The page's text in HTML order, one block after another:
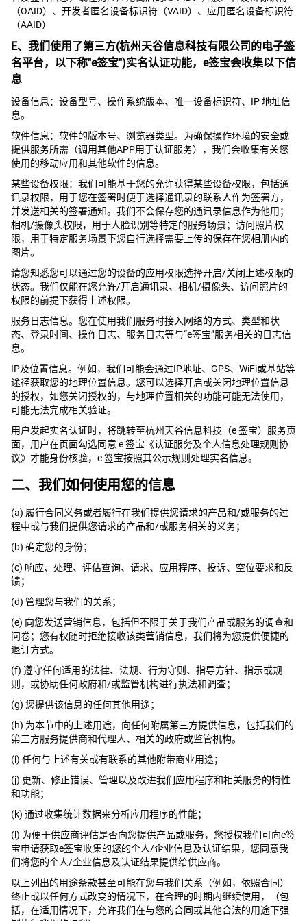
（OAID）、开发者匿名设备标识符（VAID）、应用匿名设备标识符
（AAID）
E、我们使用了第三方(杭州天谷信息科技有限公司的电子签
名平台，以下称"e签宝")实名认证功能，e签宝会收集以下信
息
设备信息：设备型号、操作系统版本、唯一设备标识符、IP 地址信
息。
软件信息：软件的版本号、浏览器类型。为确保操作环境的安全或
提供服务所需（调用其他APP用于认证服务），我们会收集有关您
使用的移动应用和其他软件的信息。
某些设备权限：我们可能基于您的允许获得某些设备权限，包括通
讯录权限，用于您在签署时便于选择通讯录的联系人作为签署方，
并发送相关的签署通知。我们不会保存您的通讯录信息作为他用；
相机/摄像头权限，用于人脸识别等特定的服务场景；访问照片权
限，用于特定服务场景下您自行选择需要上传的保存在您相册内的
图片。
请您知悉您可以通过您的设备的应用权限选择开启/关闭上述权限的
状态。我们仅能在您允许/开启通讯录、相机/摄像头、访问照片的
权限的前提下获得上述权限。
服务日志信息。您在使用我们服务时接入网络的方式、类型和状
态、登录时间、操作日志、服务日志等与“e签宝”服务相关的日志信
息。
IP及位置信息。例如，我们可能会通过IP地址、GPS、WiFi或基站等
途径获取您的地理位置信息。您可以选择开启或关闭地理位置信息
的授权，如您关闭授权的，与地理位置相关的功能可能无法使用，
可能无法完成相关验证。
用户发起实名认证时，将跳转至杭州天谷信息科技（e 签宝）服务页
面，用户在页面勾选同意 e 签宝《认证服务及个人信息处理规则协
议》才能身份核验，e 签宝按照其公示规则处理实名信息。
二、我们如何使用您的信息
(a) 履行合同义务或者履行在我们提供您请求的产品和/或服务的过
程中或与我们提供您请求的产品和/或服务相关的义务；
(b) 确定您的身份；
(c) 响应、处理、评估查询、请求、应用程序、投诉、空位要求和反
馈；
(d) 管理您与我们的关系；
(e) 向您发送营销信息，包括但不限于关于我们产品或服务的调查和
问卷；您有权随时拒绝接收该类营销信息，我们将为您提供便捷的
退订方式。
(f) 遵守任何适用的法律、法规、行为守则、指导方针、指示或规
则，或协助任何政府和/或监管机构进行执法和调查；
(g) 您提供该信息的任何其他用途；
(h) 为本节中的上述用途，向任何附属第三方提供信息，包括我们的
第三方服务提供商和代理人、相关的政府或监管机构。
(i) 任何与上述有关或有联系的其他附带商业用途；
(j) 更新、修正错误、管理以及改进我们应用程序和相关服务的特性
和功能；
(k) 通过收集统计数据来分析应用程序的性能；
(l) 为便于供应商评估是否向您提供产品或服务，您授权我们可向e签
宝申请获取e签宝收集的您的个人/企业信息及认证结果，您同意我
们将您的个人/企业信息及认证结果提供给供应商。
以上列出的用途条款甚至可能在您与我们关系（例如，依照合同）
终止或以任何方式改变的情况下，在合理的时期内继续使用，（包
括，在适用情况下，允许我们在与您的合同或其他合法的用途下强